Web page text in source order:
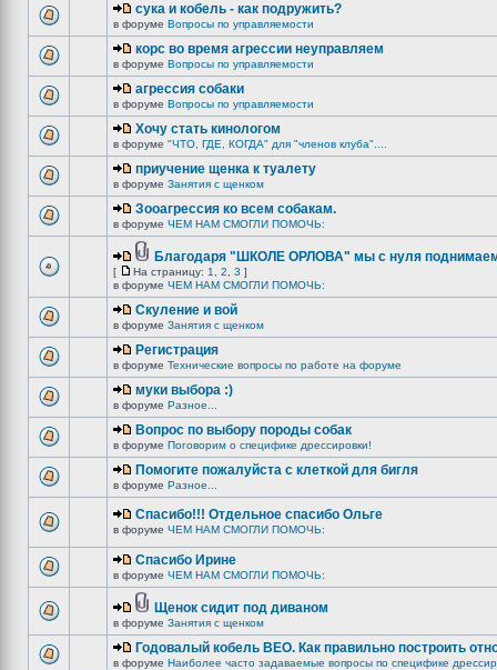
сука и кобель - как подружить?
в форуме Вопросы по управляемости
корс во время агрессии неуправляем
в форуме Вопросы по управляемости
агрессия собаки
в форуме Вопросы по управляемости
Хочу стать кинологом
в форуме "ЧТО, ГДЕ, КОГДА" для "членов клуба"....
приучение щенка к туалету
в форуме Занятия с щенком
Зооагрессия ко всем собакам.
в форуме ЧЕМ НАМ СМОГЛИ ПОМОЧЬ:
Благодаря "ШКОЛЕ ОРЛОВА" мы с нуля
[ На страницу: 1 2 3 ]
в форуме ЧЕМ НАМ СМОГЛИ ПОМОЧЬ:
Скуление и вой
в форуме Занятия с щенком
Регистрация
в форуме Технические вопросы по работе на форуме
муки выбора :)
в форуме Разное...
Вопрос по выбору породы собак
в форуме Поговорим о специфике дрессировки!
Помогите пожалуйста с клеткой для бигля
в форуме Разное...
Спасибо!!! Отдельное спасибо Ольге
в форуме ЧЕМ НАМ СМОГЛИ ПОМОЧЬ:
Спасибо Ирине
в форуме ЧЕМ НАМ СМОГЛИ ПОМОЧЬ:
Щенок сидит под диваном
в форуме Занятия с щенком
Годовалый кобель ВЕО. Как правильно построить
в форуме Наиболее часто задаваемые вопросы по специфике